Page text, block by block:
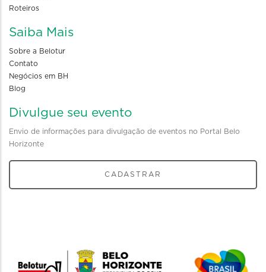
Roteiros
Saiba Mais
Sobre a Belotur
Contato
Negócios em BH
Blog
Divulgue seu evento
Envio de informações para divulgação de eventos no Portal Belo
Horizonte
CADASTRAR